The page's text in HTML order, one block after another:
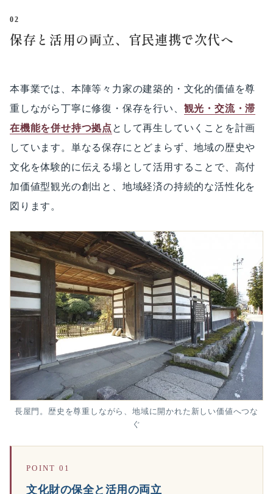
02
保存と活用の両立、官民連携で次代へ
本事業では、本陣等々力家の建築的・文化的価値を尊
重しながら丁寧に修復・保存を行い、 観光・交流・滞
在機能を併せ持つ拠点 として再生していくことを計画
しています。単なる保存にとどまらず、地域の歴史や
文化を体験的に伝える場として活用することで、高付
加価値型観光の創出と、地域経済の持続的な活性化を
図ります。
長屋門。歴史を尊重しながら、地域に開かれた新しい価値へつな
ぐ
POINT 01
文化財の保全と活用の両立